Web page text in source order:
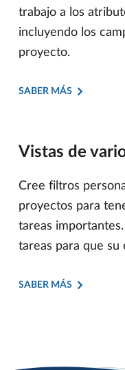
trabajo a los
incluyendo los
proyecto.
SABER MÁS
Vistas de
Cree filtros
proyectos para
tareas
tareas para que su
SABER MÁS